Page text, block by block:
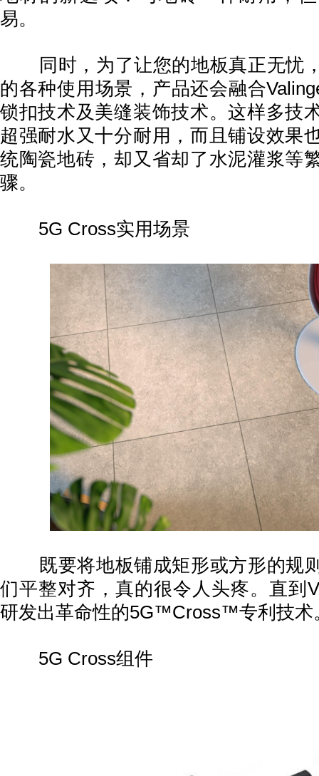
易。
同时，为了让您的地板真正无忧
的各种使用场景，产品还会融合
锁扣技术及美缝装饰技术。这样多技
超强耐水又十分耐用，而且铺设效果
统陶瓷地砖，却又省却了水泥灌浆等
骤。
5G Cross实用场景
既要将地板铺成矩形或方形的规
们平整对齐，真的很令人头疼。直到
研发出革命性的5G™Cross™专利技术
5G Cross组件